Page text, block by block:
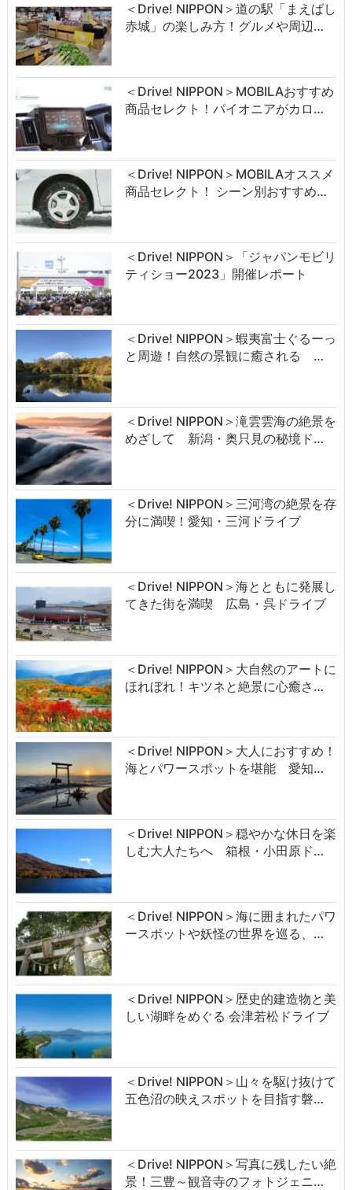
＜Drive! NIPPON＞道の駅「まえばし
赤城」の楽しみ方！グルメや周辺…
＜Drive! NIPPON＞MOBILAおすすめ
商品セレクト！パイオニアがカロ…
＜Drive! NIPPON＞MOBILAオススメ
商品セレクト！ シーン別おすすめ…
＜Drive! NIPPON＞「ジャパンモビリ
ティショー2023」開催レポート
＜Drive! NIPPON＞蝦夷富士ぐるーっ
と周遊！自然の景観に癒される …
＜Drive! NIPPON＞滝雲雲海の絶景を
めざして 新潟・奥只見の秘境ド…
＜Drive! NIPPON＞三河湾の絶景を存
分に満喫！愛知・三河ドライブ
＜Drive! NIPPON＞海とともに発展し
てきた街を満喫 広島・呉ドライブ
＜Drive! NIPPON＞大自然のアートに
ほれぼれ！キツネと絶景に心癒さ…
＜Drive! NIPPON＞大人におすすめ！
海とパワースポットを堪能 愛知…
＜Drive! NIPPON＞穏やかな休日を楽
しむ大人たちへ 箱根・小田原ド…
＜Drive! NIPPON＞海に囲まれたパワ
ースポットや妖怪の世界を巡る、…
＜Drive! NIPPON＞歴史的建造物と美
しい湖畔をめぐる 会津若松ドライブ
＜Drive! NIPPON＞山々を駆け抜けて
五色沼の映えスポットを目指す磐…
＜Drive! NIPPON＞写真に残したい絶
景！三豊～観音寺のフォトジェニ…